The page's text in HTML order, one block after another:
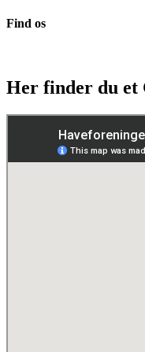
Find os
Her finder du et